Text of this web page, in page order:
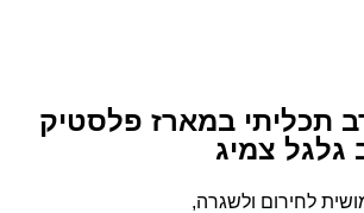
תכליתי במארז פלסטיק
גלגל צמיג
לחירום ולשגרה,